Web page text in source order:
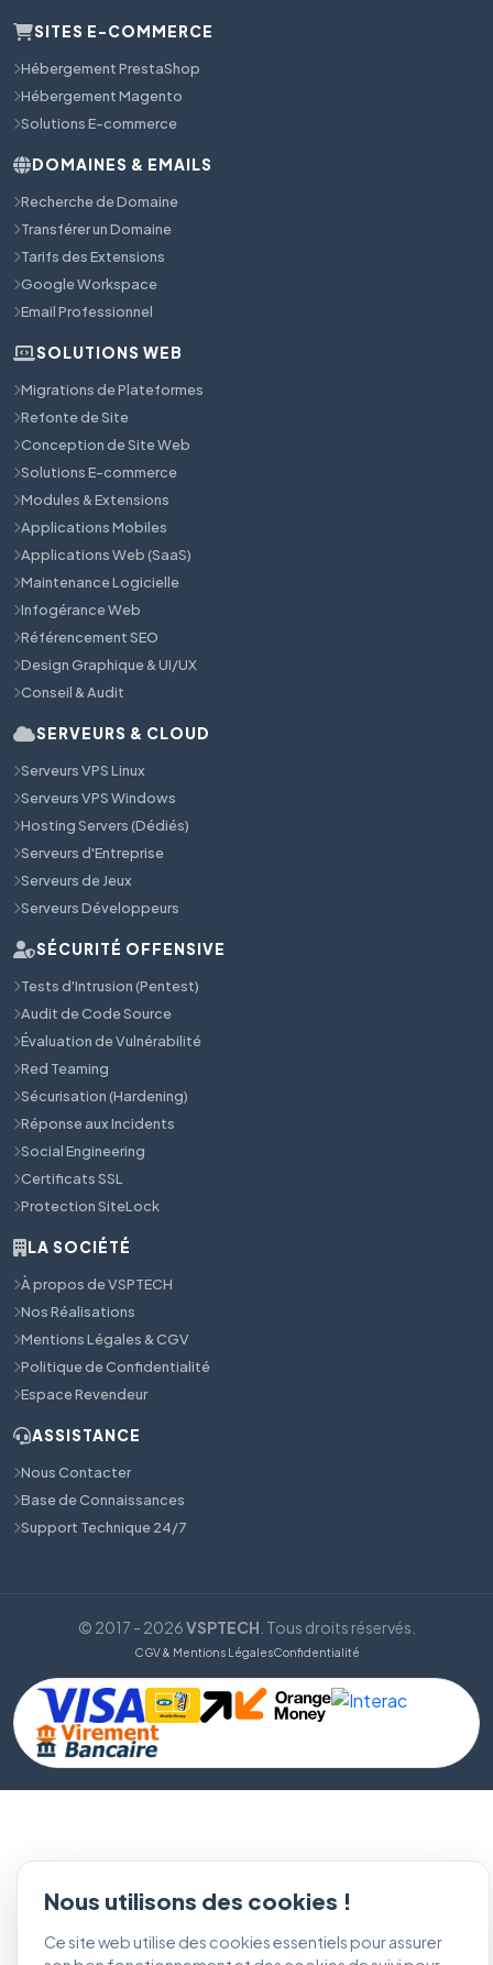
SITES E-COMMERCE
Hébergement PrestaShop
Hébergement Magento
Solutions E-commerce
DOMAINES & EMAILS
Recherche de Domaine
Transférer un Domaine
Tarifs des Extensions
Google Workspace
Email Professionnel
SOLUTIONS WEB
Migrations de Plateformes
Refonte de Site
Conception de Site Web
Solutions E-commerce
Modules & Extensions
Applications Mobiles
Applications Web (SaaS)
Maintenance Logicielle
Infogérance Web
Référencement SEO
Design Graphique & UI/UX
Conseil & Audit
SERVEURS & CLOUD
Serveurs VPS Linux
Serveurs VPS Windows
Hosting Servers (Dédiés)
Serveurs d'Entreprise
Serveurs de Jeux
Serveurs Développeurs
SÉCURITÉ OFFENSIVE
Tests d'Intrusion (Pentest)
Audit de Code Source
Évaluation de Vulnérabilité
Red Teaming
Sécurisation (Hardening)
Réponse aux Incidents
Social Engineering
Certificats SSL
Protection SiteLock
LA SOCIÉTÉ
À propos de VSPTECH
Nos Réalisations
Mentions Légales & CGV
Politique de Confidentialité
Espace Revendeur
ASSISTANCE
Nous Contacter
Base de Connaissances
Support Technique 24/7
© 2017 - 2026VSPTECH . Tous droits réservés.
CGV & Mentions LégalesConfidentialité
Nous utilisons des cookies !
Ce site web utilise des cookies essentiels pour assurer